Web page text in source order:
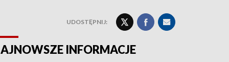
UDOSTĘPNIJ:
INFORMACJE